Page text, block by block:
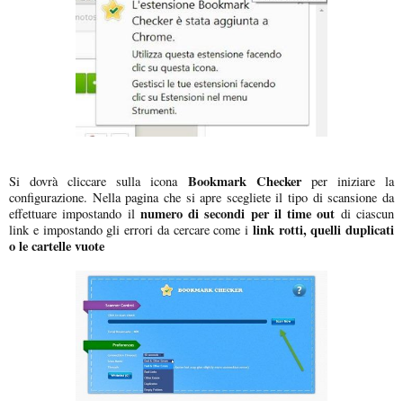
Si dovrà cliccare sulla iconaBookmark Checkerper iniziare la
configurazione. Nella pagina che si apre scegliete il tipo di scansione da
effettuare impostando il numero di secondi per il time out di ciascun
link e impostando gli errori da cercare come i link rotti, quelli duplicati
o le cartelle vuote